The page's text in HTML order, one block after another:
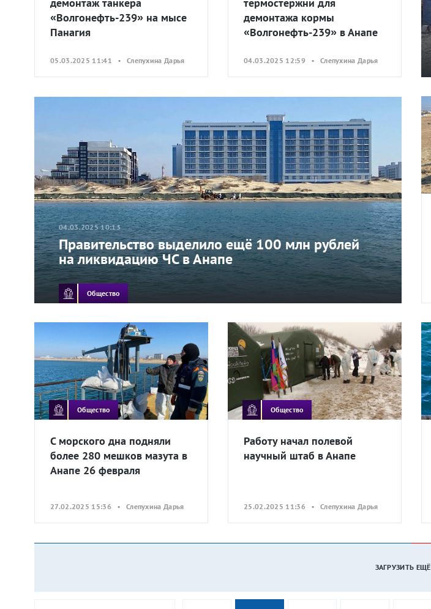
«Волгонефть-239» на мысе
Панагия
05.03.2025 11:41 • Слепухина Дарья
демонтажа кормы
«Волгонефть-239» в Анапе
04.03.2025 12:59 • Слепухина Дарья
04.03.2025 10:13
Правительство выделило ещё 100 млн рублей
на ликвидацию ЧС в Анапе
Общество
Общество
С морского дна подняли
более 280 мешков мазута в
Анапе 26 февраля
27.02.2025 15:36 • Слепухина Дарья
Общество
Работу начал полевой
научный штаб в Анапе
25.02.2025 11:36 • Слепухина Дарья
ЗАГРУЗИТЬ ЕЩЁ